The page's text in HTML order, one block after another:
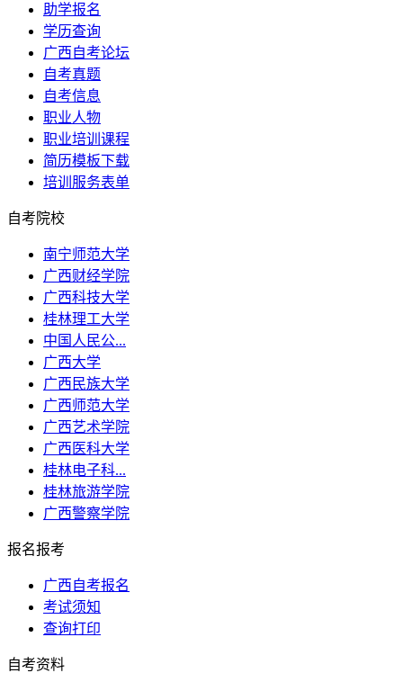
助学报名
学历查询
广西自考论坛
自考真题
自考信息
职业人物
职业培训课程
简历模板下载
培训服务表单
自考院校
南宁师范大学
广西财经学院
广西科技大学
桂林理工大学
中国人民公...
广西大学
广西民族大学
广西师范大学
广西艺术学院
广西医科大学
桂林电子科...
桂林旅游学院
广西警察学院
报名报考
广西自考报名
考试须知
查询打印
自考资料